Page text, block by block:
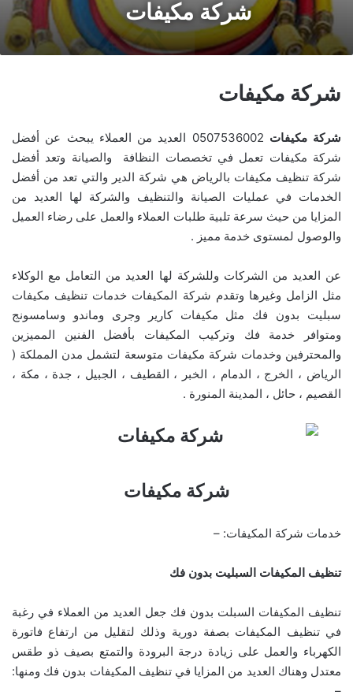
شركة مكيفات
شركة مكيفات
شركة مكيفات
0507536002 العديد من العملاء يبحث عن أفضل
شركة مكيفات تعمل في تخصصات النظافة والصيانة وتعد أفضل
شركة تنظيف مكيفات بالرياض هي شركة الدير والتي تعد من أفضل
الخدمات في عمليات الصيانة والتنظيف والشركة لها العديد من
المزايا من حيث سرعة تلبية طلبات العملاء والعمل على رضاء العميل
والوصول لمستوى خدمة مميز .
عن العديد من الشركات وللشركة لها العديد من التعامل مع الوكلاء
مثل الزامل وغيرها وتقدم شركة المكيفات خدمات تنظيف مكيفات
سبليت بدون فك مثل مكيفات كارير وجرى وماندو وسامسونج
ومتوافر خدمة فك وتركيب المكيفات بأفضل الفنين المميزين
والمحترفين وخدمات شركة مكيفات متوسعة لتشمل مدن المملكة (
الرياض ، الخرج ، الدمام ، الخبر ، القطيف ، الجبيل ، جدة ، مكة ،
القصيم ، حائل ، المدينة المنورة .
شركة مكيفات
خدمات شركة المكيفات: –
تنظيف المكيفات السبليت بدون فك
تنظيف المكيفات السبلت بدون فك جعل العديد من العملاء في رغبة
في تنظيف المكيفات بصفة دورية وذلك لتقليل من ارتفاع فاتورة
الكهرباء والعمل على زيادة درجة البرودة والتمتع بصيف ذو طقس
معتدل وهناك العديد من المزايا في تنظيف المكيفات بدون فك ومنها:
–